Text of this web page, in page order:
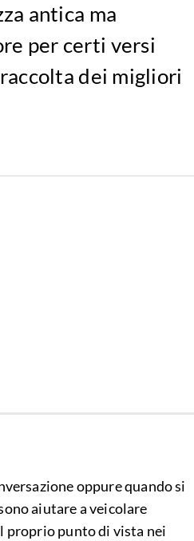
antica ma
per certi versi
dei migliori
oppure quando si
aiutare a veicolare
proprio punto di vista nei